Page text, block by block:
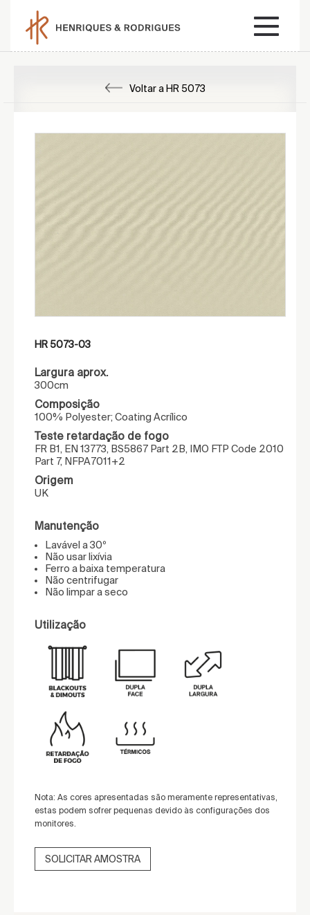
Voltar a HR 5073
HR 5073-03
Largura aprox.
300cm
Composição
100% Polyester; Coating Acrílico
Teste retardação de fogo
FR B1, EN 13773, BS5867 Part 2B, IMO FTP Code 2010
Part 7, NFPA7011+2
Origem
UK
Manutenção
Lavável a 30º
Não usar lixívia
Ferro a baixa temperatura
Não centrifugar
Não limpar a seco
Utilização
Nota: As cores apresentadas são meramente representativas,
estas podem sofrer pequenas devido às configurações dos
monitores.
SOLICITAR AMOSTRA